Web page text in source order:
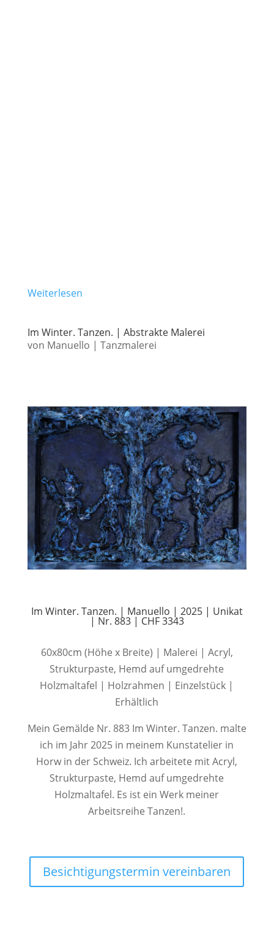
Weiterlesen
Im Winter. Tanzen. | Abstrakte Malerei
von Manuello | Tanzmalerei
Im Winter. Tanzen. | Manuello | 2025 | Unikat
| Nr. 883 | CHF 3343
60x80cm (Höhe x Breite) | Malerei | Acryl,
Strukturpaste, Hemd auf umgedrehte
Holzmaltafel | Holzrahmen | Einzelstück |
Erhältlich
Mein Gemälde Nr. 883 Im Winter. Tanzen. malte
ich im Jahr 2025 in meinem Kunstatelier in
Horw in der Schweiz. Ich arbeitete mit Acryl,
Strukturpaste, Hemd auf umgedrehte
Holzmaltafel. Es ist ein Werk meiner
Arbeitsreihe Tanzen!.
Besichtigungstermin vereinbaren